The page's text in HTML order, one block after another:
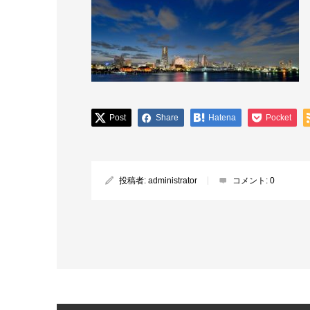
Post Share Hatena Pocket
投稿者: administrator コメント: 0